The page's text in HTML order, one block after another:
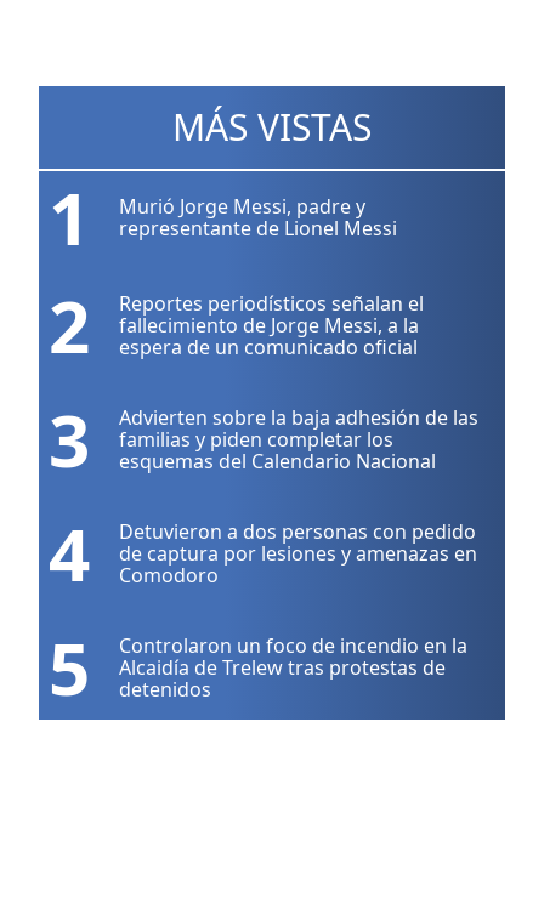
MÁS VISTAS
1
Murió Jorge Messi, padre y
representante de Lionel Messi
2
Reportes periodísticos señalan el
fallecimiento de Jorge Messi, a la
espera de un comunicado oficial
3
Advierten sobre la baja adhesión de las
familias y piden completar los
esquemas del Calendario Nacional
4
Detuvieron a dos personas con pedido
de captura por lesiones y amenazas en
Comodoro
5
Controlaron un foco de incendio en la
Alcaidía de Trelew tras protestas de
detenidos